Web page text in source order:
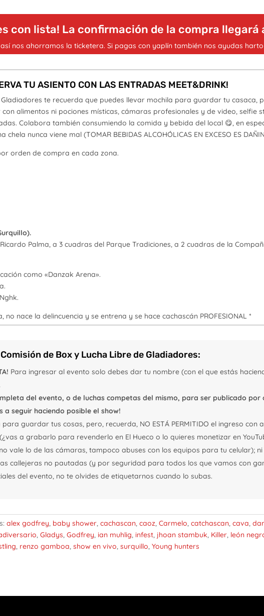
con lista! La confirmación de la compra llegará
así nos ahorramos la ticketera. Si pagas con yaplín también nos ayudas
TU ASIENTO CON LAS ENTRADAS MEET&DRINK!
te recuerda que puedes llevar mochila para guardar tu casaca,
alimentos ni pociones místicas, cámaras profesionales y de video, selfie
Colabora también consumiendo la comida y bebida del local 😋, en
nunca viene mal (TOMAR BEBIDAS ALCOHÓLICAS EN EXCESO ES
orden de compra en cada zona.
Palma, a 3 cuadras del Parque Tradiciones, a 2 cuadras de la
como «Danzak Arena».
nace la delincuencia y se entrena y se hace cachascán PROFESIONAL *
de Box y Lucha Libre de Gladiadores:
Para ingresar al evento solo debes dar tu nombre (con el que estás
del evento, o de luchas competas del mismo, para ser publicado
a seguir haciendo posible el show!
guardar tus cosas, pero, recuerda, NO ESTÁ PERMITIDO el ingreso con
a grabarlo para revenderlo en El Hueco o lo quieres monetizar en
vale lo de las cámaras, tampoco abuses con los equipos para tu celular);
callejeras no pautadas (y por seguridad para todos los que vamos con
del evento, no te olvides de etiquetarnos cuando lo subas.
alex godfrey, baby shower,cachascan,caoz,Carmelo,catchascan,cava,
,Gladys,Godfrey, ian muhlig, infest, jhoan stambuk, Killer, león
, renzo gamboa,show en vivo,surquillo,Young hunters